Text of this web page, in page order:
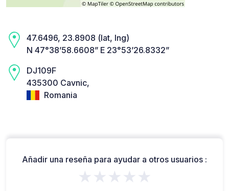
47.6496, 23.8908 (lat, lng)
N 47°38’58.6608” E 23°53’26.8332”
DJ109F
435300 Cavnic,
Romania
Añadir una reseña para ayudar a otros usuarios :
★★★★★